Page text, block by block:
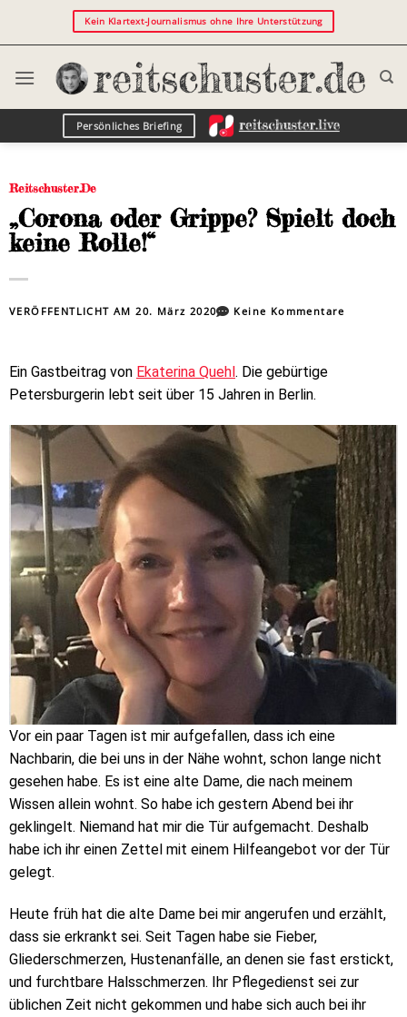
Kein Klartext-Journalismus ohne Ihre Unterstützung
Persönliches Briefing
Reitschuster.de
„Corona oder Grippe? Spielt doch
keine Rolle!“
VERÖFFENTLICHT AM20. März 2020 Keine Kommentare
Ein Gastbeitrag von Ekaterina Quehl. Die gebürtige
Petersburgerin lebt seit über 15 Jahren in Berlin.
Vor ein paar Tagen ist mir aufgefallen, dass ich eine
Nachbarin, die bei uns in der Nähe wohnt, schon lange nicht
gesehen habe. Es ist eine alte Dame, die nach meinem
Wissen allein wohnt. So habe ich gestern Abend bei ihr
geklingelt. Niemand hat mir die Tür aufgemacht. Deshalb
habe ich ihr einen Zettel mit einem Hilfeangebot vor der Tür
gelegt.
Heute früh hat die alte Dame bei mir angerufen und erzählt,
dass sie erkrankt sei. Seit Tagen habe sie Fieber,
Gliederschmerzen, Hustenanfälle, an denen sie fast erstickt,
und furchtbare Halsschmerzen. Ihr Pflegedienst sei zur
üblichen Zeit nicht gekommen und habe sich auch bei ihr